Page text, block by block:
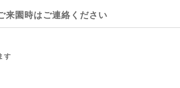
来園時はご連絡ください
す